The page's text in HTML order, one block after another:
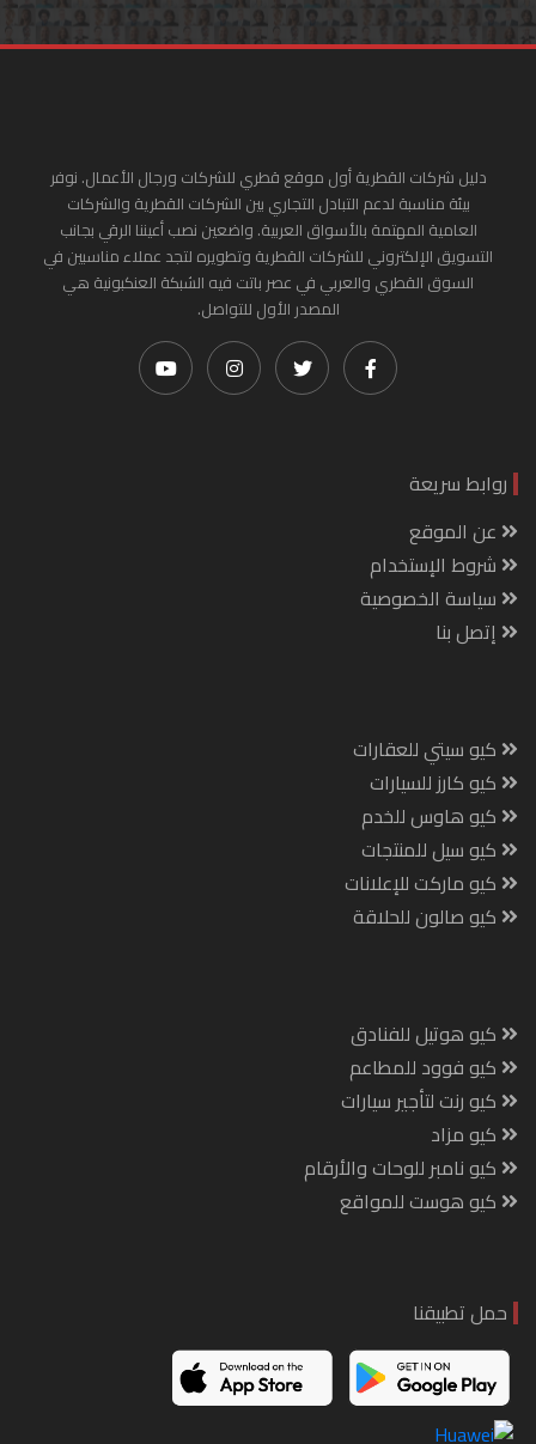
دليل شركات القطرية أول موقع قطري للشركات ورجال الأعمال. نوفر
بيئة مناسبة لدعم التبادل التجاري بين الشركات القطرية والشركات
العامية المهتمة بالأسواق العربية. واضعين نصب أعيننا الرقي بجانب
التسويق الإلكتروني للشركات القطرية وتطويره لتجد عملاء مناسبين في
السوق القطري والعربي في عصر باتت فيه الشبكة العنكبونية هي
المصدر الأول للتواصل.
روابط سريعة
عن الموقع
شروط الإستخدام
سياسة الخصوصية
إتصل بنا
كيو سيتي للعقارات
كيو كارز للسيارات
كيو هاوس للخدم
كيو سيل للمنتجات
كيو ماركت للإعلانات
كيو صالون للحلاقة
كيو هوتيل للفنادق
كيو فوود للمطاعم
كيو رنت لتأجير سيارات
كيو مزاد
كيو نامبر للوحات والأرقام
كيو هوست للمواقع
حمل تطبيقنا